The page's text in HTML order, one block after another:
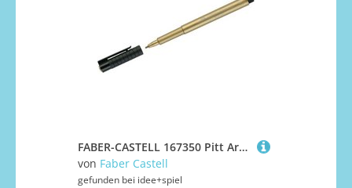
FABER-CASTELL 167350 Pitt Artist Pen Metallic 1.5 Tuschestift, gold
von Faber Castell
gefunden bei idee+spiel